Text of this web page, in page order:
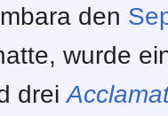
den
wurde
drei